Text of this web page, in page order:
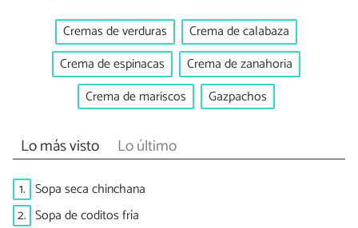
Cremas de verduras
Crema de calabaza
Crema de espinacas
Crema de zanahoria
Crema de mariscos
Gazpachos
Lo más visto Lo último
1. Sopa seca chinchana
2. Sopa de coditos fría